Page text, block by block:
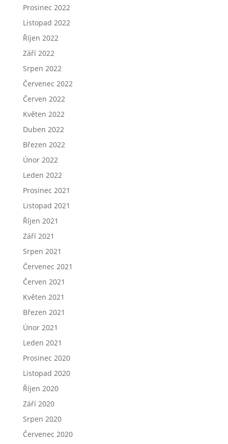
Prosinec 2022
Listopad 2022
Říjen 2022
Září 2022
Srpen 2022
Červenec 2022
Červen 2022
Květen 2022
Duben 2022
Březen 2022
Únor 2022
Leden 2022
Prosinec 2021
Listopad 2021
Říjen 2021
Září 2021
Srpen 2021
Červenec 2021
Červen 2021
Květen 2021
Březen 2021
Únor 2021
Leden 2021
Prosinec 2020
Listopad 2020
Říjen 2020
Září 2020
Srpen 2020
Červenec 2020